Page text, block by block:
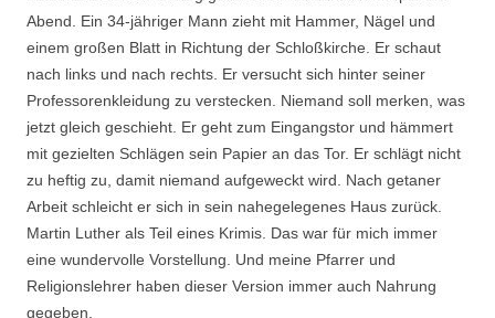
Abend. Ein 34-jähriger Mann zieht mit Hammer, Nägel und
einem großen Blatt in Richtung der Schloßkirche. Er schaut
nach links und nach rechts. Er versucht sich hinter seiner
Professorenkleidung zu verstecken. Niemand soll merken, was
jetzt gleich geschieht. Er geht zum Eingangstor und hämmert
mit gezielten Schlägen sein Papier an das Tor. Er schlägt nicht
zu heftig zu, damit niemand aufgeweckt wird. Nach getaner
Arbeit schleicht er sich in sein nahegelegenes Haus zurück.
Martin Luther als Teil eines Krimis. Das war für mich immer
eine wundervolle Vorstellung. Und meine Pfarrer und
Religionslehrer haben dieser Version immer auch Nahrung
gegeben.